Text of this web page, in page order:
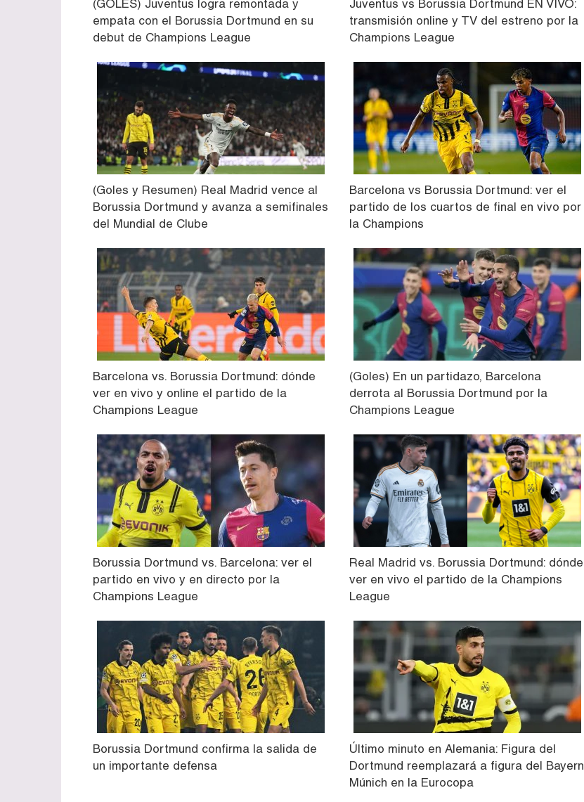
(GOLES) Juventus logra remontada y
empata con el Borussia Dortmund en su
debut de Champions League
Juventus vs Borussia Dortmund EN VIVO:
transmisión online y TV del estreno por la
Champions League
(Goles y Resumen) Real Madrid vence al
Borussia Dortmund y avanza a semifinales
del Mundial de Clube
Barcelona vs Borussia Dortmund: ver el
partido de los cuartos de final en vivo por
la Champions
Barcelona vs. Borussia Dortmund: dónde
ver en vivo y online el partido de la
Champions League
(Goles) En un partidazo, Barcelona
derrota al Borussia Dortmund por la
Champions League
Borussia Dortmund vs. Barcelona: ver el
partido en vivo y en directo por la
Champions League
Real Madrid vs. Borussia Dortmund: dónde
ver en vivo el partido de la Champions
League
Borussia Dortmund confirma la salida de
un importante defensa
Último minuto en Alemania: Figura del
Dortmund reemplazará a figura del Bayern
Múnich en la Eurocopa